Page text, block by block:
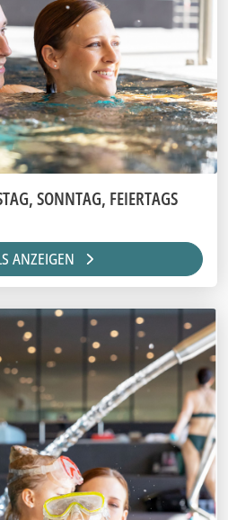
SONNTAG, FEIERTAGS
ANZEIGEN